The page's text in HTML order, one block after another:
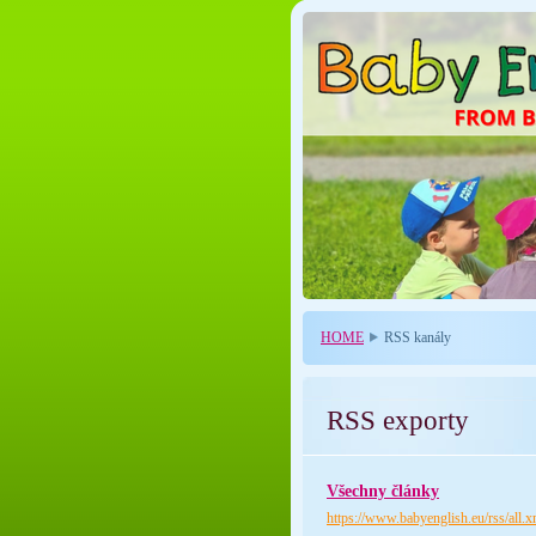
HOME RSS kanály
RSS exporty
Všechny články
https://www.babyenglish.eu/rss/